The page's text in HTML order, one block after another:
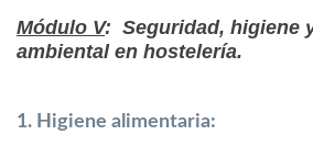
Módulo V: Seguridad, higiene
ambiental en hostelería.
1. Higiene alimentaria: